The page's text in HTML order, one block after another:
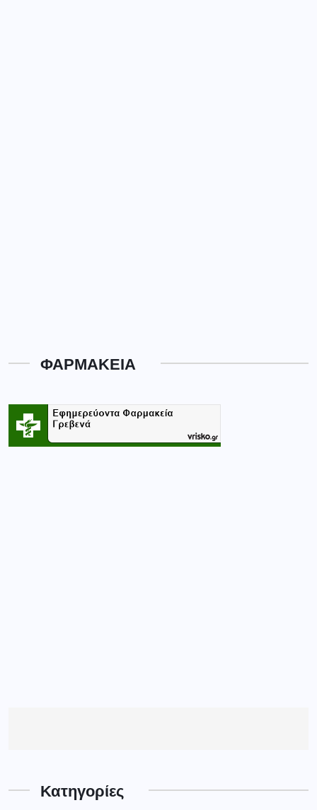
ΦΑΡΜΑΚΕΙΑ
Κατηγορίες